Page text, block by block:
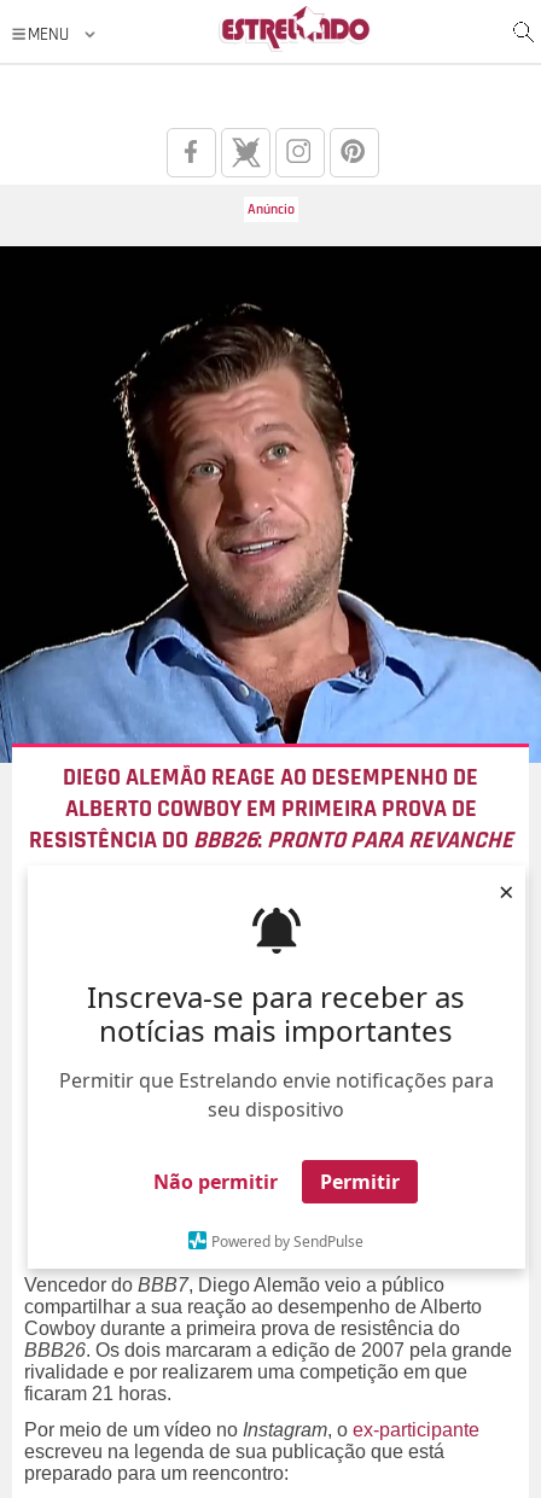
Inscreva-se para receber as
notícias mais importantes
Permitir que Estrelando envie notificações para
seu dispositivo
Não permitir Permitir
Powered by SendPulse
×
DIEGO ALEMÃO REAGE AO DESEMPENHO DE
ALBERTO COWBOY EM PRIMEIRA PROVA DE
RESISTÊNCIA DO BBB26:PRONTO PARA REVANCHE
Vencedor do BBB7, Diego Alemão veio a público
compartilhar a sua reação ao desempenho de Alberto
Cowboy durante a primeira prova de resistência do
BBB26. Os dois marcaram a edição de 2007 pela grande
rivalidade e por realizarem uma competição em que
ficaram 21 horas.
Por meio de um vídeo no Instagram, o ex-participante
escreveu na legenda de sua publicação que está
preparado para um reencontro: